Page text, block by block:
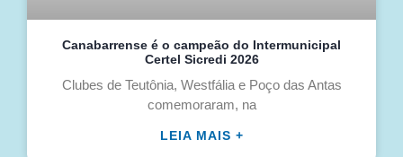
Canabarrense é o campeão do Intermunicipal
Certel Sicredi 2026
Clubes de Teutônia, Westfália e Poço das Antas
comemoraram, na
LEIA MAIS +